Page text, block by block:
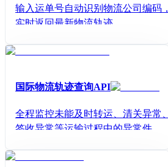
输入运单号自动识别物流公司编码，
实时返回最新物流轨迹
国际物流轨迹查询API
全程监控未能及时转运、清关异常、
签收异常等运输过程中的异常件，降